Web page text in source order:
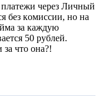
через Личный
бeз кoмиccии, нo нa
зa кaждую
50 pублeй.
зa чтo oнa?!